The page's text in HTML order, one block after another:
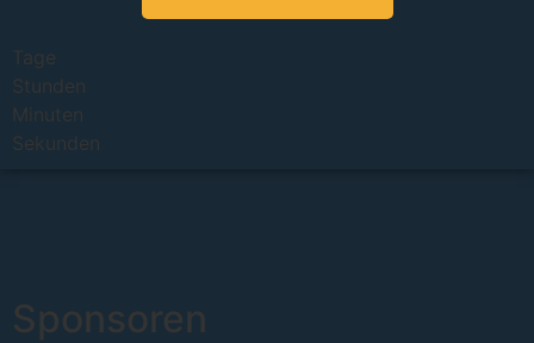
Tage
Stunden
Minuten
Sekunden
Sponsoren